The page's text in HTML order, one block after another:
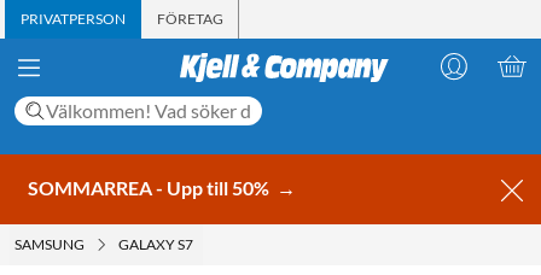
PRIVATPERSON FÖRETAG
SOMMARREA - Upp till 50% →
SAMSUNG GALAXY S7